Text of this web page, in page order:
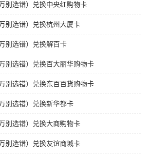
别选错）兑换中央红购物卡
别选错）兑换杭州大厦卡
别选错）兑换解百卡
别选错）兑换百大丽华购物卡
别选错）兑换东百百货购物卡
别选错）兑换新华都卡
别选错）兑换大商购物卡
别选错）兑换友谊商城卡